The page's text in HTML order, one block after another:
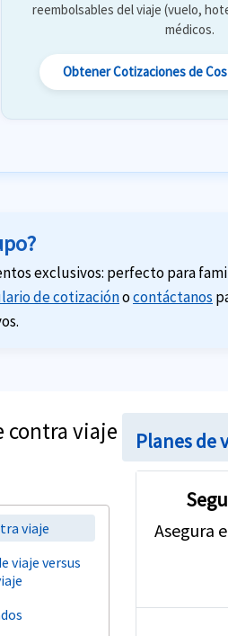
reembolsables del viaje (vuelo,
médicos.
Obtener Cotizaciones de
exclusivos: perfecto para
de cotizaciónocontáctanos
contra viaje
viaje
viaje versus
Planes de
Asegura